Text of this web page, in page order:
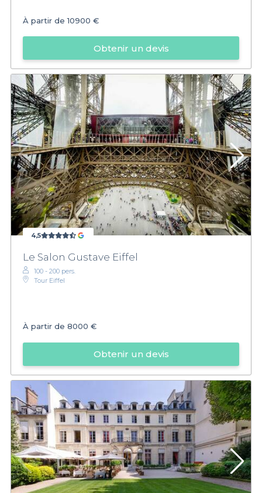
À partir de10900 €
Obtenir un devis
4,5
Le Salon Gustave Eiffel
100 - 200 pers.
Tour Eiffel
À partir de 8000 €
Obtenir un devis